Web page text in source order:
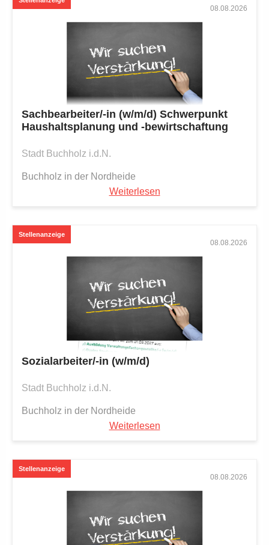
08.08.2026
Sachbearbeiter/-in (w/m/d) Schwerpunkt
Haushaltsplanung und -bewirtschaftung
Stadt Buchholz i.d.N.
Buchholz in der Nordheide
Weiterlesen
08.08.2026
Sozialarbeiter/-in (w/m/d)
Stadt Buchholz i.d.N.
Buchholz in der Nordheide
Weiterlesen
08.08.2026